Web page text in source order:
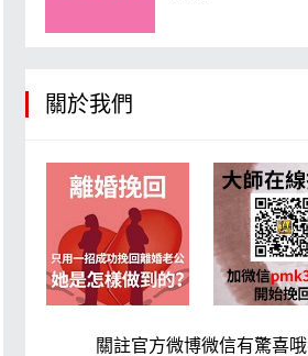
關於我們
關註官方微博微信有驚喜哦